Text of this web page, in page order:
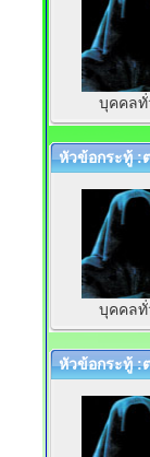
บุคคลทั่
หัวข้อกระทู้ :
บุคคลทั่
หัวข้อกระทู้ :